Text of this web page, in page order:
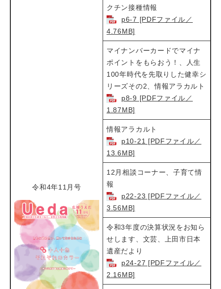
令和4年11月号
クチン接種情報​​
p6-7 [PDFファイル／
4.76MB]
マイナンバーカードでマイナ
ポイントをもらおう！、人生
100年時代を先取りした健幸シ
リーズその2、情報アラカルト​
p8-9 [PDFファイル／
1.87MB]
情報アラカルト​
p10-21 [PDFファイル／
13.6MB]
12月相談コーナー、子育て情
報​
p22-23 [PDFファイル／
3.56MB]
令和3年度の決算状況をお知ら
せします、文芸、上田市日本
遺産だより
p24-27 [PDFファイル／
2.16MB]